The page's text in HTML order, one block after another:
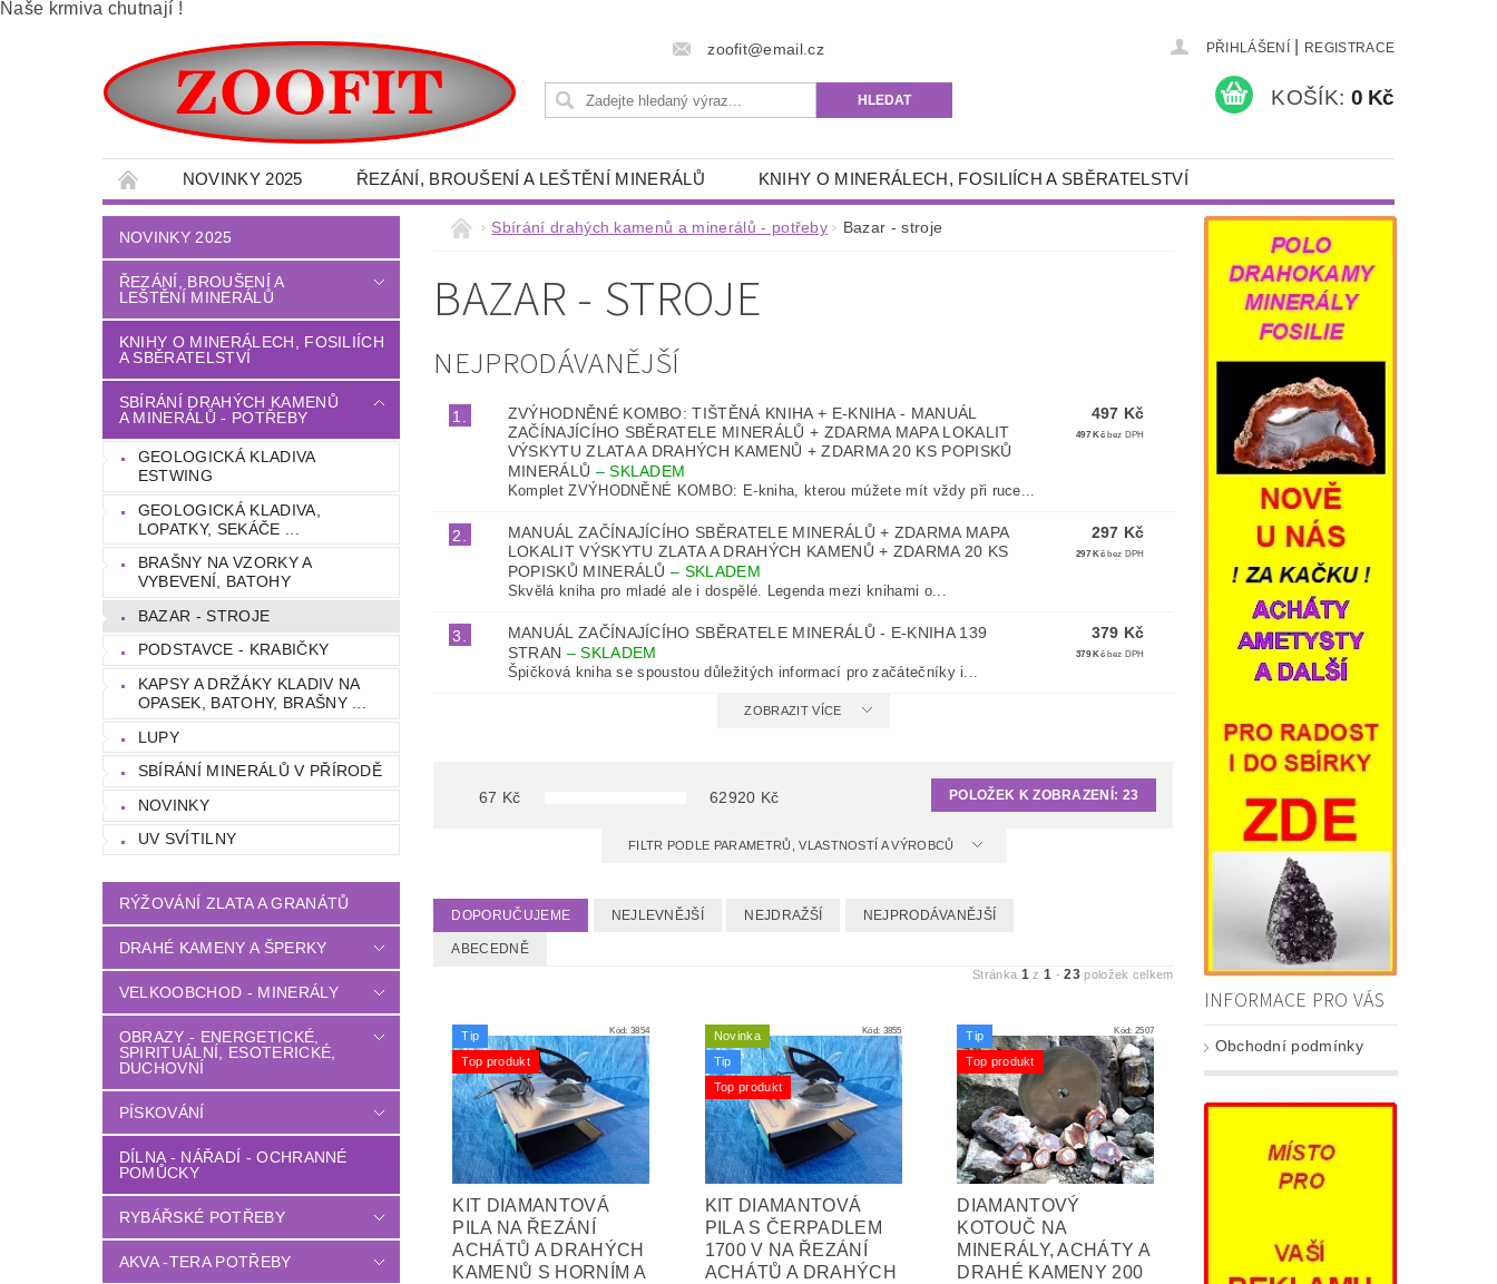
Naše krmiva chutnají !
zoofit@email.cz PŘIHLÁŠENÍ REGISTRACE
KOŠÍK: 0 Kč
NOVINKY 2025 ŘEZÁNÍ, BROUŠENÍ A LEŠTĚNÍ MINERÁLŮ KNIHY O MINERÁLECH, FOSILIÍCH A SBĚRATELSTVÍ
SBÍRÁNÍ DRAHÝCH KAMENŮ A MINERÁLŮ - POTŘEBY RÝŽOVÁNÍ ZLATA A GRANÁTŮ DRAHÉ KAMENY A ŠPERKY
VELKOOBCHOD - MINERÁLY
DÍLNA - NÁŘADÍ - OCHRANNÉ POMŮCKY RYBÁŘSKÉ POTŘEBY
LITÉ PODLAHY DŮM - ZAHRADA
TERÉNNÍ PALETOVÉ - VYSOKOZDVIŽNÉ VOZÍKY KNIHY DETEKTORY KOVŮ A VYBAVENÍ
OBCHODNÍ PODMÍNKY NAPIŠTE NÁM KONTAKTY
NOVINKY 2025
ŘEZÁNÍ, BROUŠENÍ A
LEŠTĚNÍ MINERÁLŮ
KNIHY O MINERÁLECH, FOSILIÍCH
A SBĚRATELSTVÍ
SBÍRÁNÍ DRAHÝCH KAMENŮ
A MINERÁLŮ - POTŘEBY
GEOLOGICKÁ KLADIVA
ESTWING
GEOLOGICKÁ KLADIVA,
LOPATKY, SEKÁČE ...
BRAŠNY NA VZORKY A
VYBEVENÍ, BATOHY
BAZAR - STROJE
PODSTAVCE - KRABIČKY
KAPSY A DRŽÁKY KLADIV NA
OPASEK, BATOHY, BRAŠNY ...
LUPY
SBÍRÁNÍ MINERÁLŮ V PŘÍRODĚ
NOVINKY
UV SVÍTILNY
RÝŽOVÁNÍ ZLATA A GRANÁTŮ
DRAHÉ KAMENY A ŠPERKY
VELKOOBCHOD - MINERÁLY
OBRAZY - ENERGETICKÉ,
SPIRITUÁLNÍ, ESOTERICKÉ,
DUCHOVNÍ
PÍSKOVÁNÍ
DÍLNA - NÁŘADÍ - OCHRANNÉ
POMŮCKY
RYBÁŘSKÉ POTŘEBY
AKVA -TERA POTŘEBY
Sbírání drahých kamenů a minerálů - potřeby Bazar - stroje
BAZAR - STROJE
NEJPRODÁVANĚJŠÍ
1.
ZVÝHODNĚNÉ KOMBO: TIŠTĚNÁ KNIHA + E-KNIHA - MANUÁL
ZAČÍNAJÍCÍHO SBĚRATELE MINERÁLŮ + ZDARMA MAPA LOKALIT
VÝSKYTU ZLATA A DRAHÝCH KAMENŮ + ZDARMA 20 KS POPISKŮ
MINERÁLŮ –SKLADEM
Komplet ZVÝHODNĚNÉ KOMBO: E-kniha, kterou múžete mít vždy při ruce...
497 Kč
497 Kčbez DPH
2.
MANUÁL ZAČÍNAJÍCÍHO SBĚRATELE MINERÁLŮ + ZDARMA MAPA
LOKALIT VÝSKYTU ZLATA A DRAHÝCH KAMENŮ + ZDARMA 20 KS
POPISKŮ MINERÁLŮ– SKLADEM
Skvělá kniha pro mladé ale i dospělé. Legenda mezi knihami o...
297 Kč
297 Kčbez DPH
3.
MANUÁL ZAČÍNAJÍCÍHO SBĚRATELE MINERÁLŮ - E-KNIHA 139
STRAN –SKLADEM
Špičková kniha se spoustou důležitých informací pro začátečníky i...
379 Kč
379 Kčbez DPH
ZOBRAZIT VÍCE
67 Kč 62920 Kč POLOŽEK K ZOBRAZENÍ: 23
FILTR PODLE PARAMETRŮ, VLASTNOSTÍ A VÝROBCŮ
DOPORUČUJEME NEJLEVNĚJŠÍ NEJDRAŽŠÍ NEJPRODÁVANĚJŠÍ
ABECEDNĚ
Stránka 1 z1 -23položek celkem
Tip
Top produkt
Kód:3854
KIT DIAMANTOVÁ
PILA NA ŘEZÁNÍ
ACHÁTŮ A DRAHÝCH
KAMENŮ S HORNÍM A
Novinka
Tip
Top produkt
Kód: 3855
KIT DIAMANTOVÁ
PILA S ČERPADLEM
1700 V NA ŘEZÁNÍ
ACHÁTŮ A DRAHÝCH
Tip
Top produkt
Kód: 2507
DIAMANTOVÝ
KOTOUČ NA
MINERÁLY, ACHÁTY A
DRAHÉ KAMENY 200
INFORMACE PRO VÁS
Obchodní podmínky